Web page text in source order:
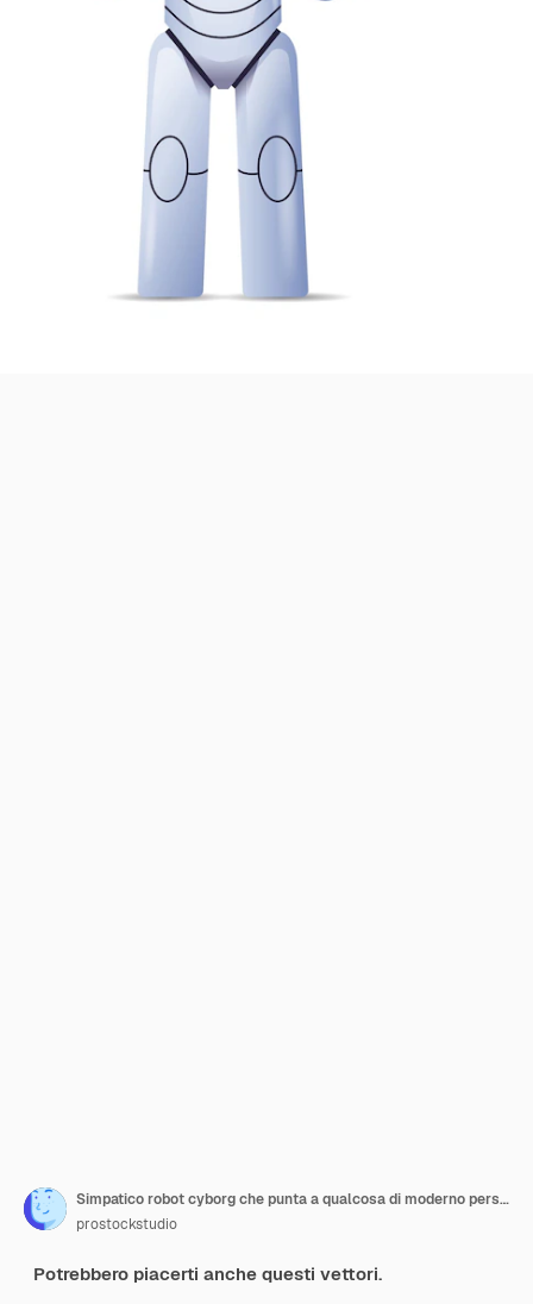
Simpatico robot cyborg che punta a qualcosa di moderno personaggio robotico tecnologia di intelligenza artificiale
prostockstudio
Potrebbero piacerti anche questi vettori.